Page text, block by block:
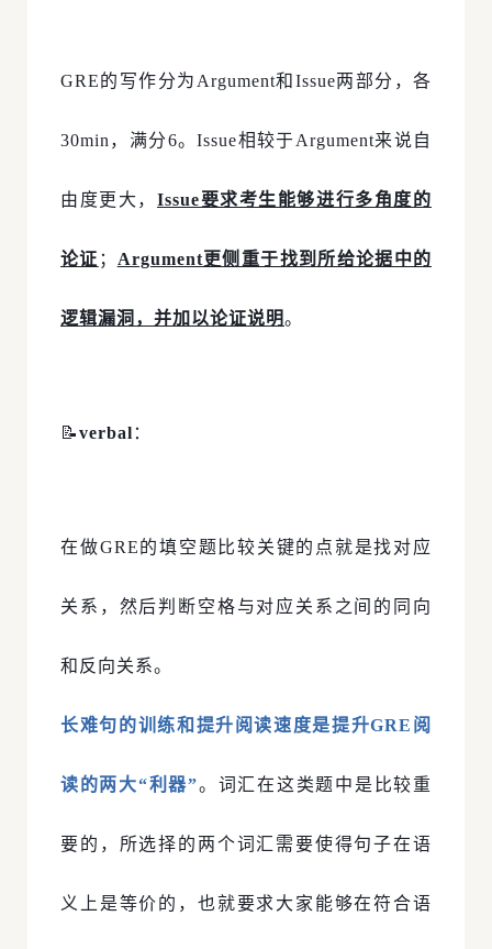
GRE的写作分为Argument和Issue两部分，各
30min，满分6。Issue相较于Argument来说自
由度更大， Issue要求考生能够进行多角度的
论证 ； Argument更侧重于找到所给论据中的
逻辑漏洞，并加以论证说明。
📝verbal ：
在做GRE的填空题比较关键的点就是找对应
关系，然后判断空格与对应关系之间的同向
和反向关系。
长难句的训练和提升阅读速度是提升GRE阅
读的两大“利器”。词汇在这类题中是比较重
要的，所选择的两个词汇需要使得句子在语
义上是等价的，也就要求大家能够在符合语